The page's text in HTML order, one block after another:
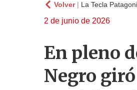
Volver| La Tecla
2 de junio de 2026
En pleno
Negro